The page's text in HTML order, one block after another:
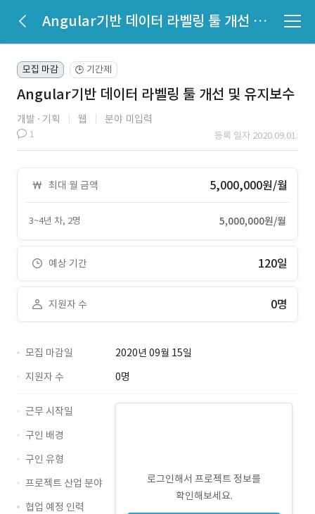
Angular기반 데이터 라벨링 툴 개선 및 유지보수
모집 마감 🕒 기간제
Angular기반 데이터 라벨링 툴 개선 및 유지보수
개발 기획 웹 분야 미입력
1 등록 일자 2020.09.01.
최대 월 금액 5,000,000원/월
3~4년 차, 2명 5,000,000원/월
예상 기간 120일
지원자 수 0명
모집 마감일
2020년 09월 15일
지원자 수
0명
로그인해서 프로젝트 정보를
확인해보세요.
근무 시작일
구인 배경
구인 유형
프로젝트 산업 분야
협업 예정 인력